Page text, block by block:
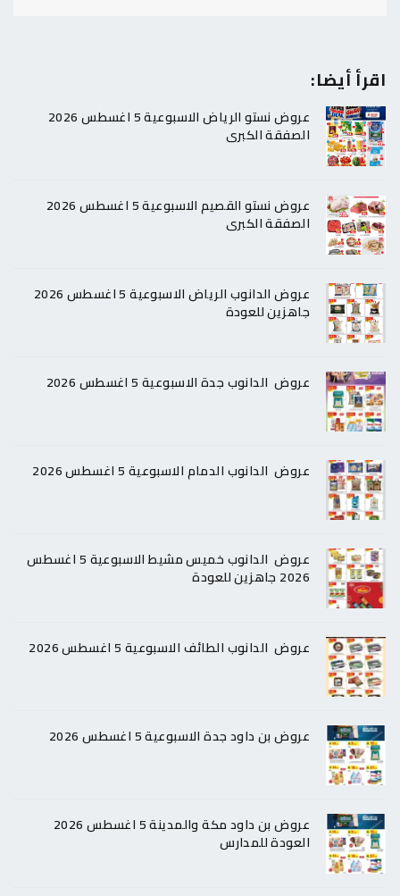
اقرأ أيضا:
عروض نستو الرياض الاسبوعية 5 اغسطس 2026
الصفقة الكبرى
عروض نستو القصيم الاسبوعية 5 اغسطس 2026
الصفقة الكبرى
عروض الدانوب الرياض الاسبوعية 5 اغسطس 2026
جاهزين للعودة
عروض الدانوب جدة الاسبوعية 5 اغسطس 2026
عروض الدانوب الدمام الاسبوعية 5 اغسطس 2026
عروض الدانوب خميس مشيط الاسبوعية 5 اغسطس
2026 جاهزين للعودة
عروض الدانوب الطائف الاسبوعية 5 اغسطس 2026
عروض بن داود جدة الاسبوعية 5 اغسطس 2026
عروض بن داود مكة والمدينة 5 اغسطس 2026
العودة للمدارس